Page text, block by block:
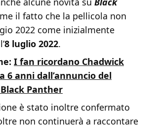
il fatto che la pellicola non
2022 come inizialmente
8 luglio 2022.
I fan ricordano Chadwick
6 anni dall’annuncio del
Panther
è stato inoltre confermato
non continuerà a raccontare